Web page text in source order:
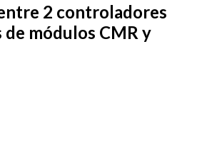
2 controladores
de módulos CMR y